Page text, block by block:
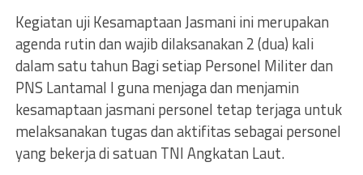
Kegiatan uji Kesamaptaan Jasmani ini merupakan
agenda rutin dan wajib dilaksanakan 2 (dua) kali
dalam satu tahun Bagi setiap Personel Militer dan
PNS Lantamal I guna menjaga dan menjamin
kesamaptaan jasmani personel tetap terjaga untuk
melaksanakan tugas dan aktifitas sebagai personel
yang bekerja di satuan TNI Angkatan Laut.